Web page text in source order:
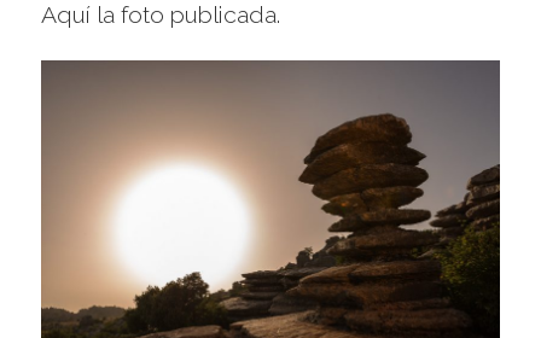
Aquí la foto publicada.